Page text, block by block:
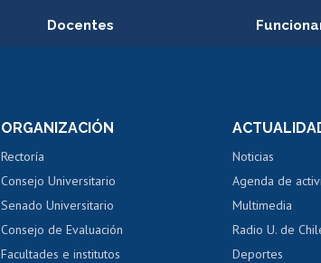
Docentes
Perfeccionamiento
Evaluación docente
Calificación académica
Postulación al AUCAI
Portal de
Certificado
Certificado
Gestión de
ORGANIZACIÓN
Rectoría
Consejo Universitario
Senado Universitario
Consejo de Evaluación
Facultades e institutos
Noticias
Agenda de
Multimedia
Radio U. de
Deportes